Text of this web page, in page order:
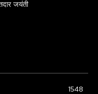
जयंती
1548